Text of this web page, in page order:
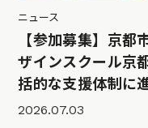
ニュース
【参加募集】京都
ザインスクール京
括的な支援体制に
2026.07.03